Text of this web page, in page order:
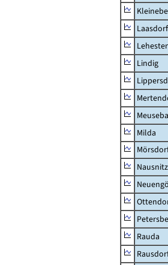
Laasdorf
Lindig
Milda
Nausnitz
Rauda